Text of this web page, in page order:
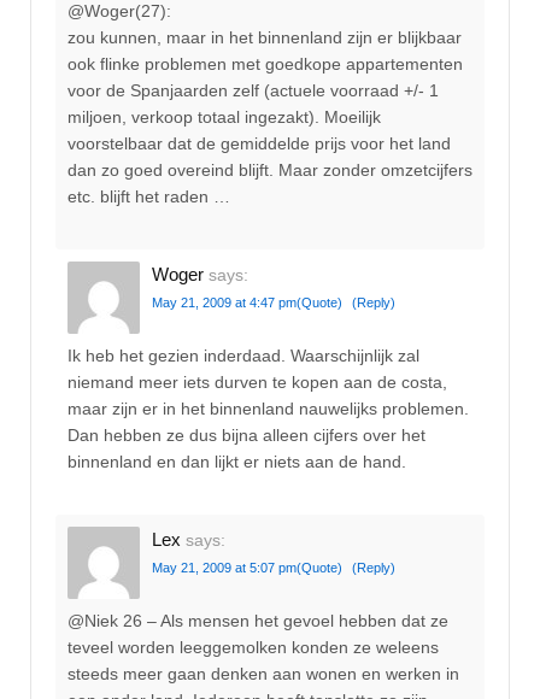
@Woger(27):
zou kunnen, maar in het binnenland zijn er blijkbaar
ook flinke problemen met goedkope appartementen
voor de Spanjaarden zelf (actuele voorraad +/- 1
miljoen, verkoop totaal ingezakt). Moeilijk
voorstelbaar dat de gemiddelde prijs voor het land
dan zo goed overeind blijft. Maar zonder omzetcijfers
etc. blijft het raden …
Woger says:
May 21, 2009 at 4:47 pm(Quote) (Reply)
Ik heb het gezien inderdaad. Waarschijnlijk zal
niemand meer iets durven te kopen aan de costa,
maar zijn er in het binnenland nauwelijks problemen.
Dan hebben ze dus bijna alleen cijfers over het
binnenland en dan lijkt er niets aan de hand.
Lex says:
May 21, 2009 at 5:07 pm(Quote) (Reply)
@Niek 26 – Als mensen het gevoel hebben dat ze
teveel worden leeggemolken konden ze weleens
steeds meer gaan denken aan wonen en werken in